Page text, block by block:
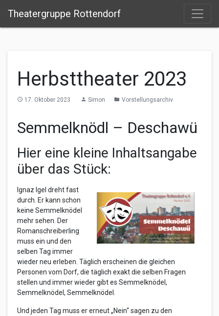
Theatergruppe Rottendorf
Herbsttheater 2023
access_time 17. Oktober 2023 person Simon folder Vorstellungsarchiv
Semmelknödl – Deschawü
Hier eine kleine Inhaltsangabe
über das Stück:
Ignaz Igel dreht fast
durch. Er kann schon
keine Semmelknödel
mehr sehen. Der
Romanschreiberling
muss ein und den
selben Tag immer
wieder neu erleben. Täglich erscheinen die gleichen
Personen vom Dorf, die täglich exakt die selben Fragen
stellen und immer wieder gibt es Semmelknödel,
Semmelknödel, Semmelknödel.
Und jeden Tag muss er erneut „Nein“ sagen zu den